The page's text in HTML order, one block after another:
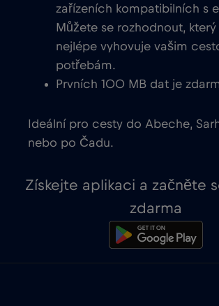
zařízeních kompatibilních s
Můžete se rozhodnout, který
nejlépe vyhovuje vašim
potřebám.
Prvních 100 MB dat je
Ideální pro cesty do Abeche,
nebo po Čadu.
Získejte aplikaci a začněte
zdarma